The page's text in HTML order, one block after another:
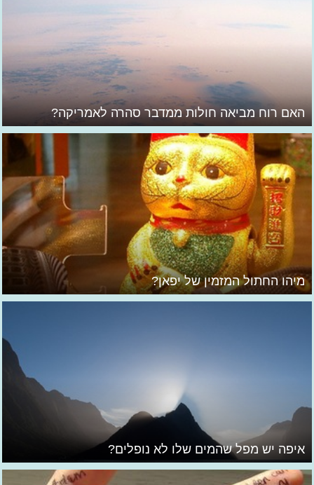
האם רוח מביאה חולות ממדבר סהרה לאמריקה?
מיהו החתול המזמין של יפאן?
איפה יש מפל שהמים שלו לא נופלים?